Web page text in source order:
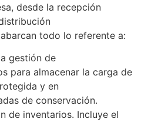
desde la recepción
todo lo referente a:
gestión de
para almacenar la carga de
y en
de conservación.
de inventarios. Incluye el